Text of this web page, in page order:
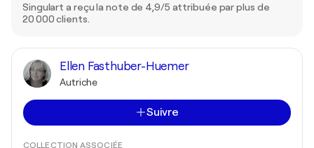
Singulart a reçu la note de 4,9/5 attribuée par plus de
20 000 clients.
Ellen Fasthuber-Huemer
Autriche
Suivre
COLLECTION ASSOCIÉE